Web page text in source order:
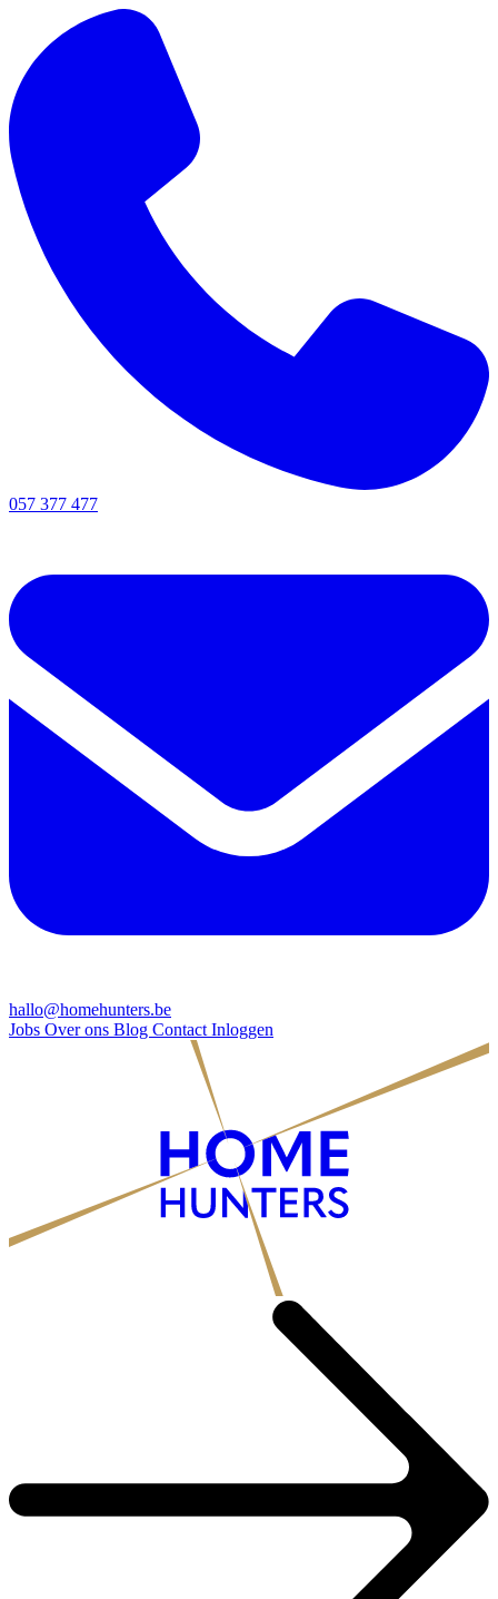
057 377 477
hallo@homehunters.be
Jobs Over ons Blog Contact Inloggen